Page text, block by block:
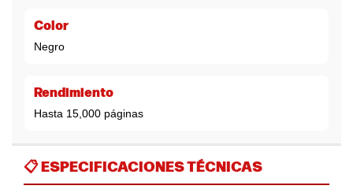
Color
Negro
Rendimiento
Hasta 15,000 páginas
📋 ESPECIFICACIONES TÉCNICAS